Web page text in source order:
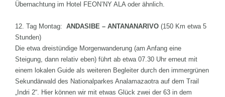
Übernachtung im Hotel FEON’NY ALA oder ähnlich.
12. Tag Montag: ANDASIBE – ANTANANARIVO (150 Km etwa 5
Stunden)
Die etwa dreistündige Morgenwanderung (am Anfang eine
Steigung, dann relativ eben) führt ab etwa 07.30 Uhr erneut mit
einem lokalen Guide als weiteren Begleiter durch den immergrünen
Sekundärwald des Nationalparkes Analamazaotra auf dem Trail
„Indri 2“. Hier können wir mit etwas Glück zwei der 63 in dem